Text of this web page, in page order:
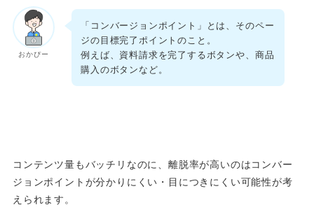
おかぴー
「コンバージョンポイント」とは、そのペー
ジの目標完了ポイントのこと。
例えば、資料請求を完了するボタンや、商品
購入のボタンなど。
コンテンツ量もバッチリなのに、離脱率が高いのはコンバー
ジョンポイントが分かりにくい・目につきにくい可能性が考
えられます。